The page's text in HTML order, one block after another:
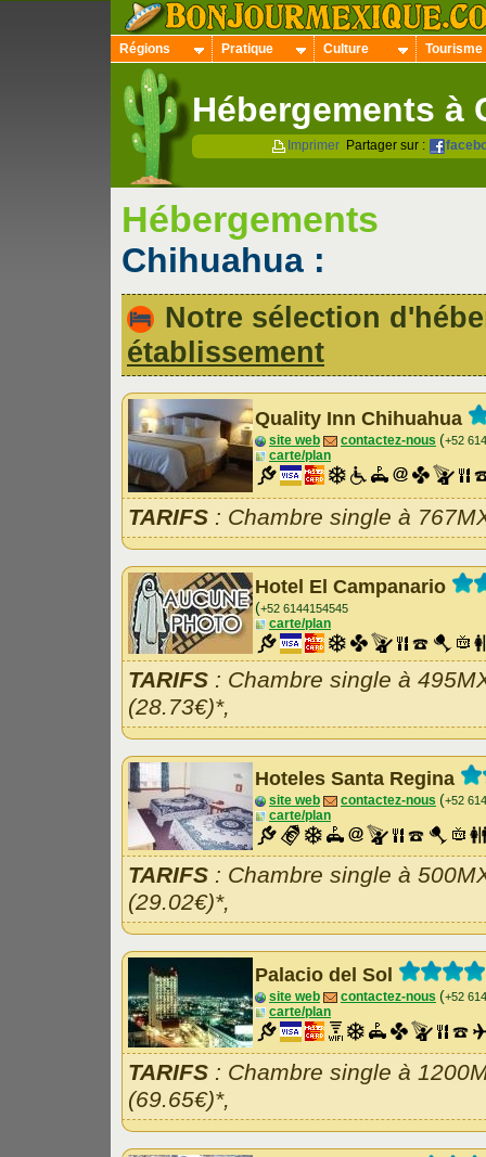
Régions Pratique Culture Tourisme
Hébergements à
Imprimer Partager sur :
Hébergements
Chihuahua :
Notre sélection
établissement
Quality Inn Chihuahua
site web contactez-nous (+52
carte/plan
TARIFS : Chambre single à
Hotel El Campanario
(+52 6144154545
carte/plan
TARIFS : Chambre single à
(28.73€)*,
Hoteles Santa Regina
site web contactez-nous (+52
carte/plan
TARIFS : Chambre single à
(29.02€)*,
Palacio del Sol
site web contactez-nous (+52
carte/plan
TARIFS : Chambre single à
(69.65€)*,